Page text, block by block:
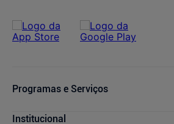
Programas e Serviços
Cupons de Desconto
Institucional